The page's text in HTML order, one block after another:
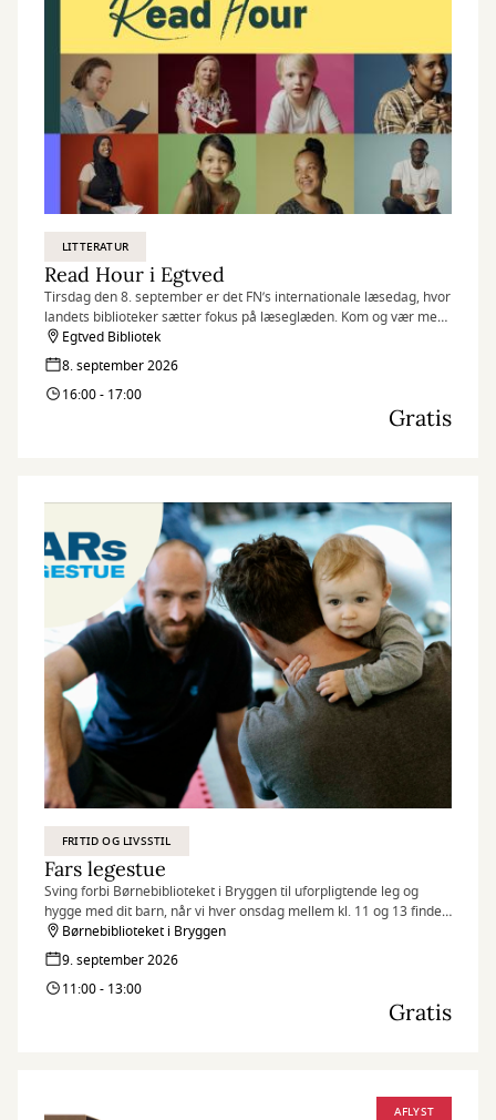
LITTERATUR
Read Hour i Egtved
Tirsdag den 8. september er det FN’s internationale læsedag, hvor
landets biblioteker sætter fokus på læseglæden. Kom og vær med,
når vi markerer dagen på flere af vores biblioteker med Read
Hour, hvor vi læser så meget, som vi kan på én time.
Egtved Bibliotek
8. september 2026
16:00 - 17:00
Gratis
FRITID OG LIVSSTIL
Fars legestue
Sving forbi Børnebiblioteket i Bryggen til uforpligtende leg og
hygge med dit barn, når vi hver onsdag mellem kl. 11 og 13 finder
legetøjet frem og inviterer til Fars legestue.
Børnebiblioteket i Bryggen
9. september 2026
11:00 - 13:00
Gratis
AFLYST